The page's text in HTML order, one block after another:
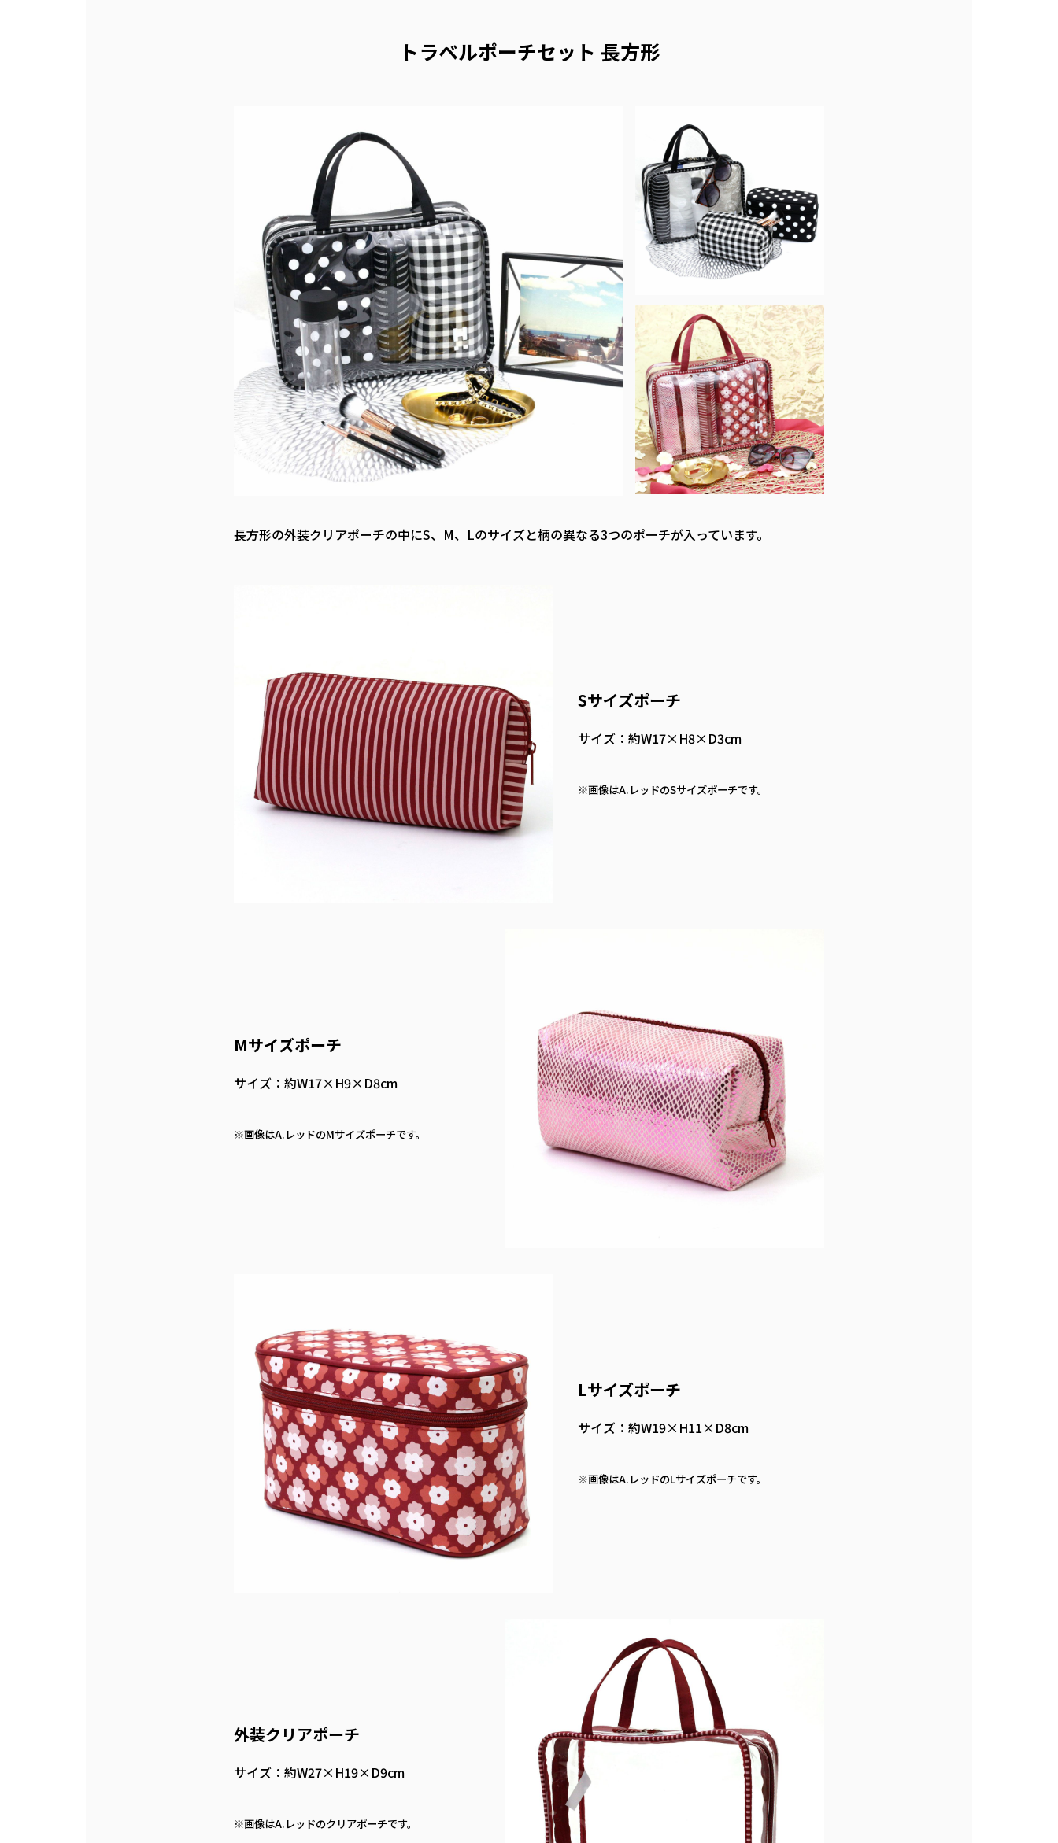
トラベルポーチセット 長方形
長方形の外装クリアポーチの中にS、M、Lのサイズと柄の異なる3つのポーチが入っています。
Sサイズポーチ
サイズ：約W17×H8×D3cm
※画像はA.レッドのSサイズポーチです。
Mサイズポーチ
サイズ：約W17×H9×D8cm
※画像はA.レッドのMサイズポーチです。
Lサイズポーチ
サイズ：約W19×H11×D8cm
※画像はA.レッドのLサイズポーチです。
外装クリアポーチ
サイズ：約W27×H19×D9cm
※画像はA.レッドのクリアポーチです。